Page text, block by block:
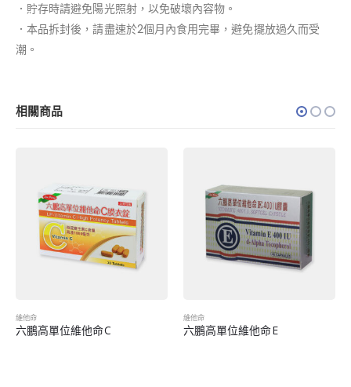
．貯存時請避免陽光照射，以免破壞內容物。
．本品拆封後，請盡速於2個月內食用完畢，避免擺放過久而受
潮。
相關商品
他命C 六鵬高單位維他命E 六鵬維生素D3